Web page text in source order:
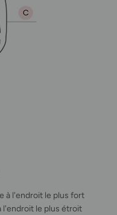
à l'endroit le plus fort
l'endroit le plus étroit